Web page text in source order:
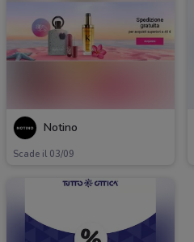
Notino
Scade il 03/09